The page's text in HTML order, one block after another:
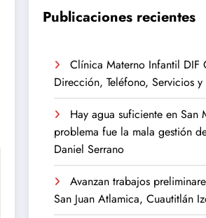
Publicaciones recientes
Clínica Materno Infantil DIF
Dirección, Teléfono, Servicios
Hay agua suficiente en San
problema fue la mala gestión
Daniel Serrano
Avanzan trabajos
San Juan Atlamica, Cuautitlán